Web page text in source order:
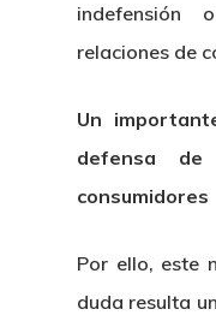
indefensión
relaciones de
Un
defensa
consumidores
Por ello, este
duda resulta